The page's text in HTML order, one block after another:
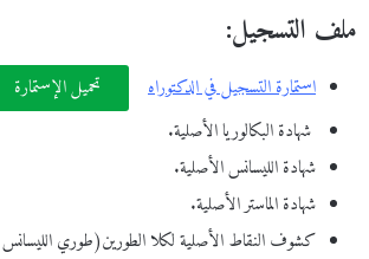
ملف التسجيل:
استمارة التسجيل في الدكتوراه
تحميل الإستمارة
شهادة البكالوريا الأصلية.
شهادة الليسانس الأصلية.
شهادة الماستر الأصلية.
كشوف النقاط الأصلية لكلا الطورين(طوري الليسانس